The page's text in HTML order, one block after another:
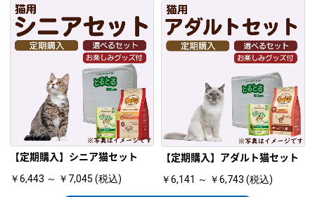
【定期購入】シニア猫セット
￥6,443 ～ ￥7,045 (税込)
【定期購入】アダルト猫セット
￥6,141 ～ ￥6,743 (税込)